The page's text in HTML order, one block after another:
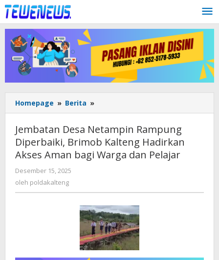
Lewati
ke
konten
Homepage » Berita »
Desa
Rampung
Diperbaiki,
Brimob
Aman
bagi
Warga
dan
Pelajar
Jembatan Desa Netampin Rampung
Diperbaiki, Brimob Kalteng Hadirkan
Akses Aman bagi Warga dan Pelajar
Desember 15, 2025
oleh poldakalteng